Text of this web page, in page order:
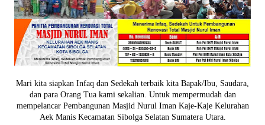
Mari kita siapkan Infaq dan Sedekah terbaik kita Bapak/Ibu, Saudara,
dan para Orang Tua kami sekalian. Untuk mempermudah dan
mempelancar Pembangunan Masjid Nurul Iman Kaje-Kaje Kelurahan
Aek Manis Kecamatan Sibolga Selatan Sumatera Utara.